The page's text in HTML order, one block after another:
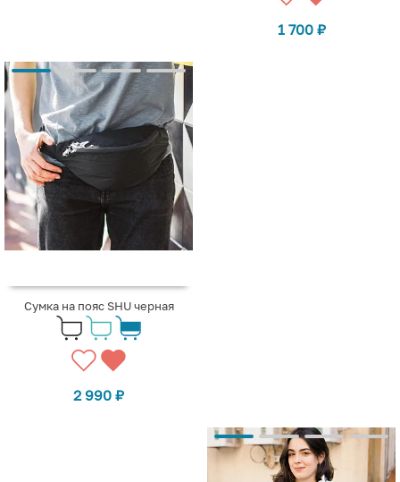
1 700 ₽
Сумка на пояс SHU черная
2 990 ₽